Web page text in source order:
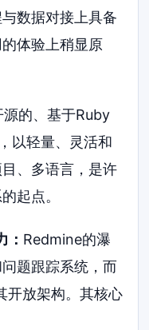
数据对接上具备
体验上稍显原
的、基于Ruby
以轻量、灵活和
、多语言，是许
起点。
： Redmine的瀑
题跟踪系统，而
开放架构。其核心